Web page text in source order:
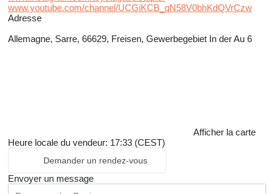
www.youtube.com/channel/UCGiKCB_qN58V0bhKdQVrCzw
Adresse
Allemagne, Sarre, 66629, Freisen, Gewerbegebiet In der Au 6
Afficher la carte
Heure locale du vendeur: 17:33 (CEST)
Demander un rendez-vous
Envoyer un message